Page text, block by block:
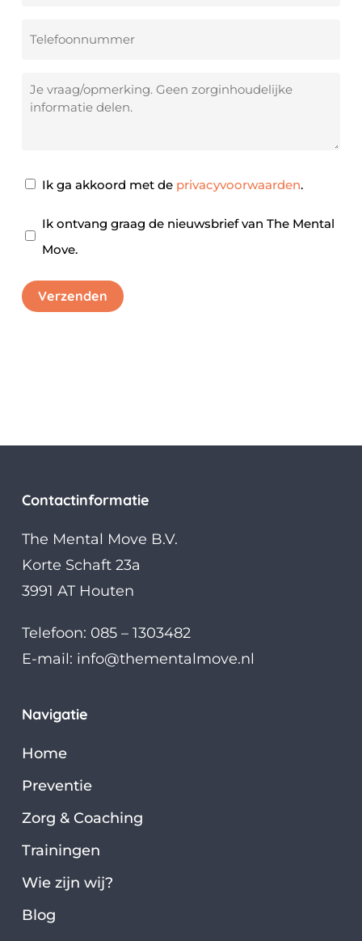
Telefoonnummer
Je
vraag/opmerking
Privacy
Ik ga akkoord met de privacyvoorwaarden.
Nieuwsbrief
Ik ontvang graag de nieuwsbrief van The Mental
Move.
Verzenden
Contactinformatie
The Mental Move B.V.
Korte Schaft 23a
3991 AT Houten
Telefoon: 085 – 1303482
E-mail: info@thementalmove.nl
Navigatie
Home
Preventie
Zorg & Coaching
Trainingen
Wie zijn wij?
Blog